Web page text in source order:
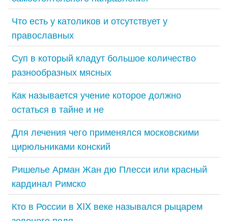
Что есть у католиков и отсутствует у
православных
Суп в который кладут большое количество
разнообразных мясных
Как называется учение которое должно
остаться в тайне и не
Для лечения чего применялся московскими
цирюльниками конский
Ришелье Арман Жан дю Плесси или красный
кардинал Римско
Кто в России в XIX веке назывался рыцарем